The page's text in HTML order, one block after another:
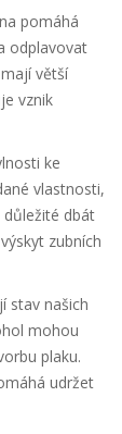
pomáhá
odplavovat
větší
vznik
ke
vlastnosti,
dbát
zubních
stav našich
mohou
plaku.
udržet